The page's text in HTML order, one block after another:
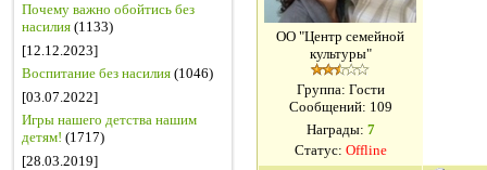
Почему важно обойтись без
насилия (1133)
[12.12.2023]
Воспитание без насилия (1046)
[03.07.2022]
Игры нашего детства нашим
детям! (1717)
[28.03.2019]
ОО "Центр семейной
культуры"
Группа: Гости
Сообщений: 109
Награды: 7
Статус: Offline